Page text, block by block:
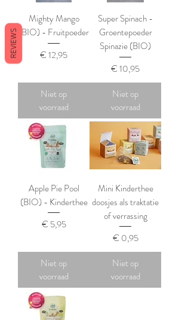
Mighty Mango
(BIO) - Fruitpoeder
Prijs
€ 12,95
Niet op
voorraad
Super Spinach -
Groentepoeder
Spinazie (BIO)
Prijs
€ 10,95
Niet op
voorraad
Apple Pie Pool
(BIO) - Kinderthee
Prijs
€ 5,95
Niet op
voorraad
Mini Kinderthee
doosjes als traktatie
of verrassing
Prijs
€ 0,95
Niet op
voorraad
REVIEWS